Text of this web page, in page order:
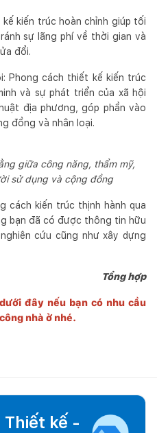
kiến trúc hoàn chỉnh giúp tối
sự lãng phí về thời gian và
đổi.
Phong cách thiết kế kiến trúc
và sự phát triển của xã hội
địa phương, góp phần vào
đồng và nhân loại.
giữa công năng, thẩm mỹ,
sử dụng và cộng đồng
cách kiến trúc thịnh hành qua
bạn đã có được thông tin hữu
cứu cũng như xây dựng
Tổng hợp
đây nếu bạn có nhu cầu
nhà ở nhé.
kế -